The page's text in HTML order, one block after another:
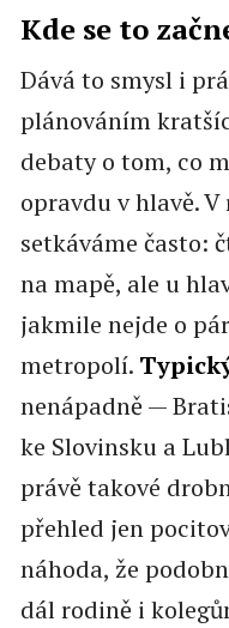
Kde se to
Dává to smysl i
plánováním
debaty o tom, co
opravdu v hlavě.
setkáváme často:
na mapě, ale u
jakmile nejde o
metropolí.
nenápadně —
ke Slovinsku a
právě takové
přehled jen
náhoda, že
dál rodině i